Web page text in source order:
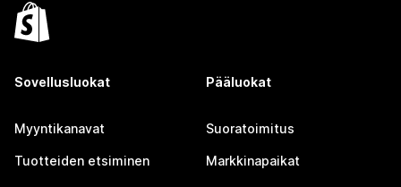
Sovellusluokat
Myyntikanavat
Tuotteiden etsiminen
Pääluokat
Suoratoimitus
Markkinapaikat